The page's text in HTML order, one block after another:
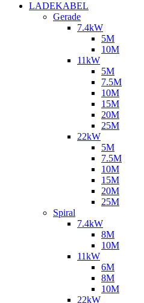
LADEKABEL
Gerade
7.4kW
5M
10M
11kW
5M
7.5M
10M
15M
20M
25M
22kW
5M
7.5M
10M
15M
20M
25M
Spiral
7.4kW
8M
10M
11kW
6M
8M
10M
22kW